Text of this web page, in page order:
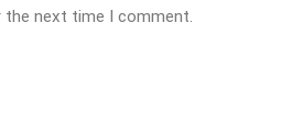
the next time I comment.